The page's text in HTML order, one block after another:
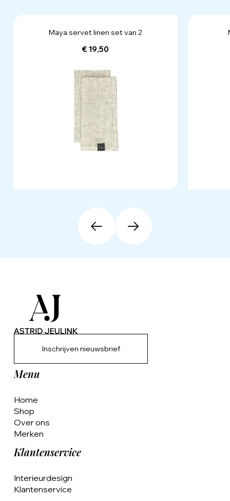
Maya servet linen set van 2
€ 19,50
Inschrijven nieuwsbrief
Menu
Home
Shop
Over ons
Merken
Klantenservice
Interieurdesign
Klantenservice